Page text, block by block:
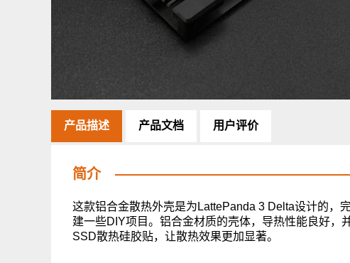
产品描述 产品文档 用户评价
简介
这款铝合金散热外壳是为LattePanda 3 Delta设计的，
建一些DIY项目。铝合金材质的壳体，导热性能良好
SSD散热硅胶贴，让散热效果更加显著。